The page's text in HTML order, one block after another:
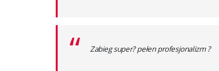
“ Zabieg super? pełen profesjonalizm ?